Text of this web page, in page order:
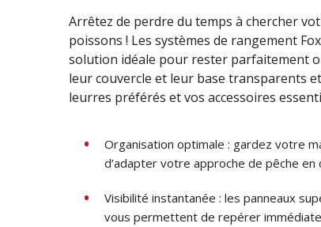
Arrêtez de perdre du temps à chercher
poissons ! Les systèmes de rangement
solution idéale pour rester parfaitement
leur couvercle et leur base transparents
leurres préférés et vos accessoires
Organisation optimale : gardez votre
d’adapter votre approche de pêche en
Visibilité instantanée : les panneaux
vous permettent de repérer